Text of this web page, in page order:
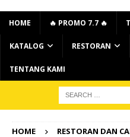
HOME 🔥 PROMO 7.7 🔥
KATALOG RESTORAN
TENTANG KAMI
HOME RESTORAN DAN